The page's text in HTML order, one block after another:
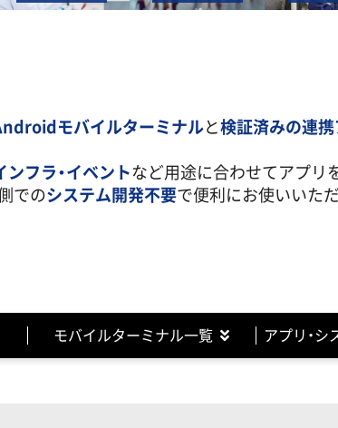
モバイルターミナルと 検証済みの連携
ンフラ・イベントなど用途に合わせてアプリ
でのシステム開発不要で便利にお使いいただ
モバイルターミナル一覧 アプリ・